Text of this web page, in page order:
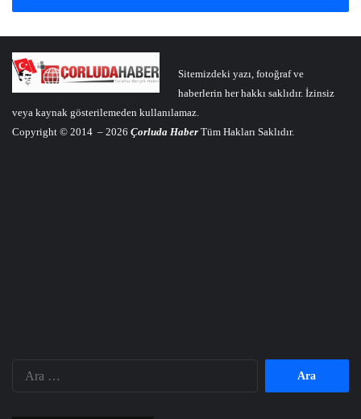
Sitemizdeki yazı, fotoğraf ve
haberlerin her hakkı saklıdır. İzinsiz
veya kaynak gösterilemeden kullanılamaz.
Copyright © 2014 – 2026 Çorluda Haber Tüm Hakları Saklıdır.